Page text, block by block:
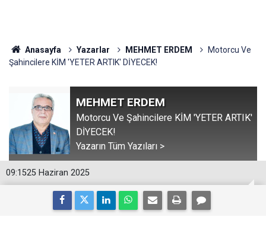
Anasayfa Yazarlar MEHMET ERDEM
Motorcu Ve
Şahincilere KİM 'YETER ARTIK' DİYECEK!
MEHMET ERDEM
Motorcu Ve Şahincilere KİM 'YETER ARTIK'
DİYECEK!
Yazarın Tüm Yazıları >
09:1525 Haziran 2025